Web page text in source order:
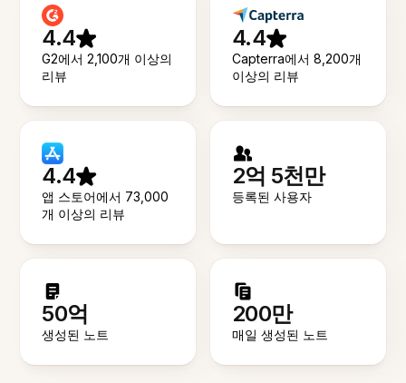
4.4
G2에서 2,100개 이상의
리뷰
4.4
Capterra에서 8,200개
이상의 리뷰
4.4
앱 스토어에서 73,000
개 이상의 리뷰
2억 5천만
등록된 사용자
50억
생성된 노트
200만
매일 생성된 노트